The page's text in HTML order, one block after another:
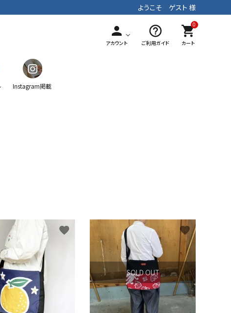
ようこそ ゲスト 様
person
アカウント
help_outline
ご利用ガイド
0
shopping_cart
カート
Instagram掲載
favorite
SOLD OUT
favorite